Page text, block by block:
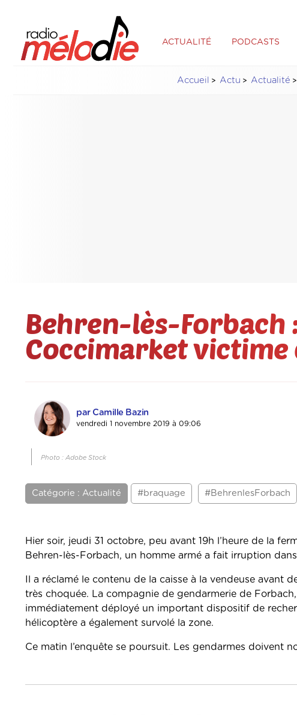
ACTUALITÉ PODCASTS
Accueil Actu Actualité
Behren-lès-Forbach
Coccimarket victime
par Camille Bazin
vendredi 1 novembre 2019 à 09:06
Photo : Adobe Stock
Catégorie : Actualité #braquage #BehrenlesForbach
Hier soir, jeudi 31 octobre, peu avant 19h l’heure de la
Behren-lès-Forbach, un homme armé a fait irruption
Il a réclamé le contenu de la caisse à la vendeuse avant
très choquée. La compagnie de gendarmerie de
immédiatement déployé un important dispositif de
hélicoptère a également survolé la zone.
Ce matin l’enquête se poursuit. Les gendarmes doivent